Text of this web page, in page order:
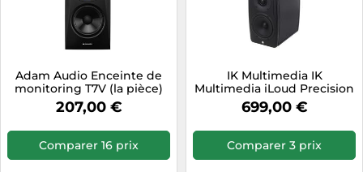
Adam Audio Enceinte de
monitoring T7V (la pièce)
207,00 €
Comparer 16 prix
IK Multimedia IK
Multimedia iLoud Precision
5 MKII
699,00 €
Comparer 3 prix